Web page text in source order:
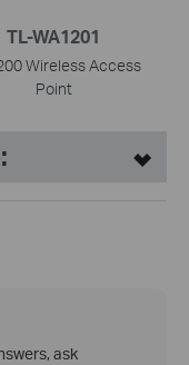
TL-WA1201
Wireless Access
Point
ask